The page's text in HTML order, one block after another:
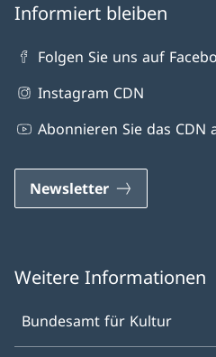
Informiert bleiben
Folgen Sie uns auf
Instagram CDN
Abonnieren Sie das CDN
Newsletter
Weitere Informationen
Bundesamt für Kultur